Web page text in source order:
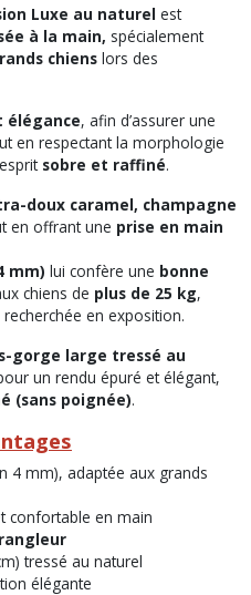
Luxe au naturel est
à la main, spécialement
chiens lors des
, afin d’assurer une
en respectant la morphologie
sobre et raffiné.
doux caramel, champagne
en offrant une prise en main
mm) lui confère une bonne
chiens de plus de 25 kg,
en exposition.
gorge large tressé au
un rendu épuré et élégant,
(sans poignée).
4 mm), adaptée aux grands
confortable en main
tressé au naturel
élégante